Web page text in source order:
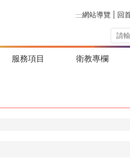
:::網站導覽 回
服務項目 衛教專欄